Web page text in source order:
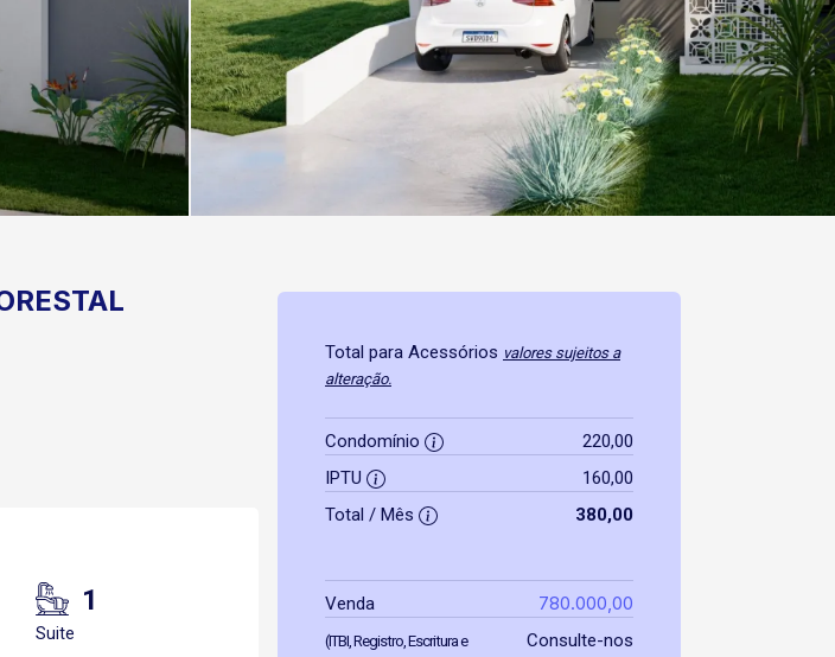
1
Suite
Total para Acessórios valores sujeitos a
alteração.
Condomínio
220,00
IPTU
160,00
Total / Mês
380,00
Venda 780.000,00
(ITBI, Registro, Escritura e
Consulte-nos